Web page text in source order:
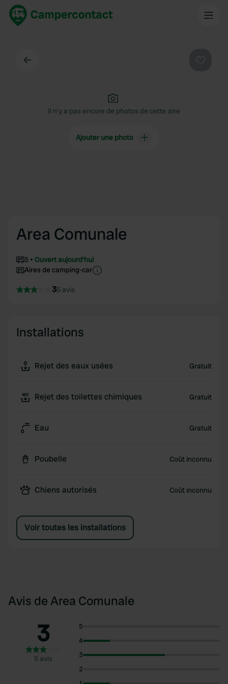
Il n'y a pas encore de photos de cette aire
Ajouter une photo
Area Comunale
5
Ouvert aujourd'hui
Aires de camping-car
35 avis
Installations
Rejet des eaux usées Gratuit
Rejet des toilettes chimiques Gratuit
Eau Gratuit
Poubelle Coût inconnu
Chiens autorisés Coût inconnu
Voir toutes les installations
Avis de Area Comunale
3
5 avis
5
4
3
2